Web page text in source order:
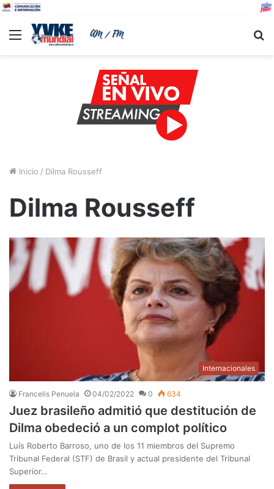
Menu
Inicio / Dilma Rousseff
Dilma Rousseff
Internacionales
Francelis Penuela 04/02/2022 0 634
Juez brasileño admitió que destitución de
Dilma obedeció a un complot político
Luís Roberto Barroso, uno de los 11 miembros del Supremo
Tribunal Federal (STF) de Brasil y actual presidente del Tribunal
Superior…